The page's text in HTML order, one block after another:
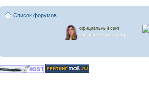
Список форумов